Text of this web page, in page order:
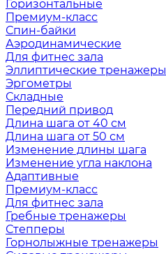
Горизонтальные
Премиум-класс
Спин-байки
Аэродинамические
Для фитнес зала
Эллиптические тренажеры
Эргометры
Складные
Передний привод
Длина шага от 40 см
Длина шага от 50 см
Изменение длины шага
Изменение угла наклона
Адаптивные
Премиум-класс
Для фитнес зала
Гребные тренажеры
Степперы
Горнолыжные тренажеры